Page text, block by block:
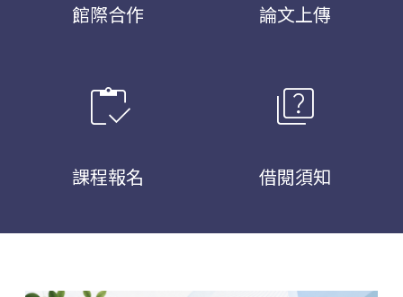
館際合作 論文上傳
inventory
課程報名
quiz
借閱須知